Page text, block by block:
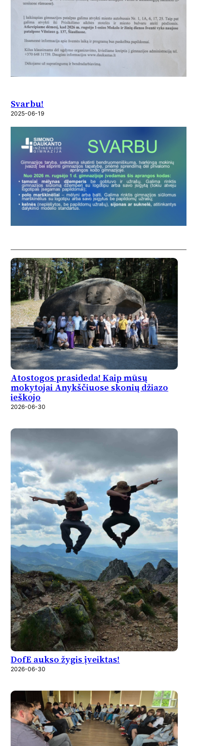
Svarbu!
2025-06-19
Atostogos prasideda! Kaip mūsų
mokytojai Anykščiuose skonių džiazo
ieškojo
2026-06-30
DofE aukso žygis įveiktas!
2026-06-30